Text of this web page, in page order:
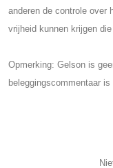
anderen de controle over
vrijheid kunnen krijgen
Opmerking: Gelson is
beleggingscommentaar